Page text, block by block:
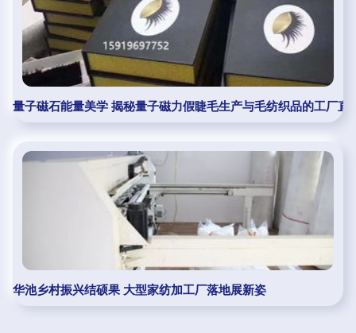
量子磁石能量美学 揭秘量子磁力假睫毛生产与毛纺织品的工厂直
华池乡村振兴结硕果 大型家纺加工厂落地展新姿